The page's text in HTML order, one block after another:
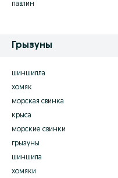
павлин
Грызуны
шиншилла
хомяк
морская свинка
крыса
морские свинки
грызуны
шиншила
хомяки